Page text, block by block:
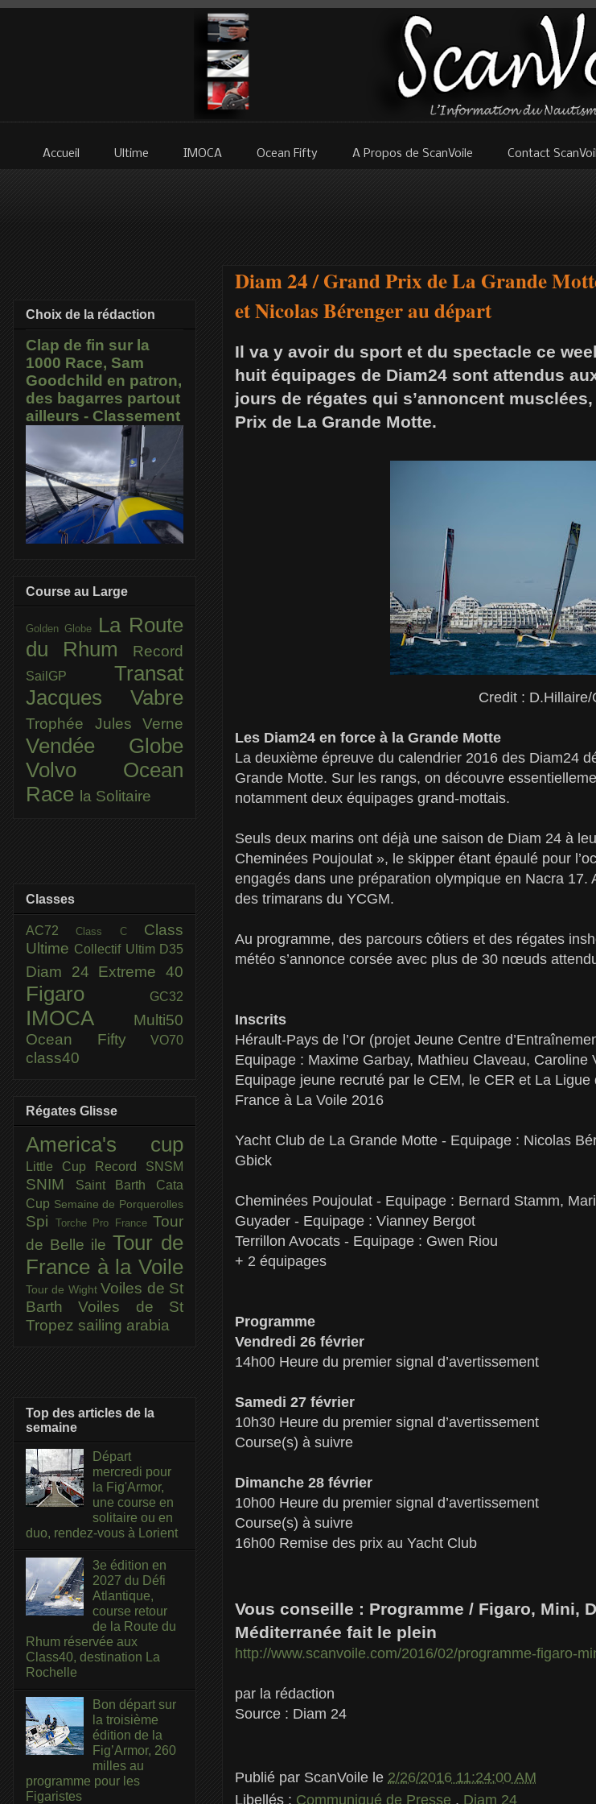
Accueil Ultime IMOCA Ocean Fifty A Propos de ScanVoile Contact
Diam 24 / Grand Prix de La Grande
et Nicolas Bérenger au départ
Il va y avoir du sport et du spectacle ce
huit équipages de Diam24 sont attendus
jours de régates qui s’annoncent
Prix de La Grande Motte.
Credit : D.Hillaire/
Les Diam24 en force à la Grande Motte
La deuxième épreuve du calendrier 2016 des Diam24
Grande Motte. Sur les rangs, on découvre
notamment deux équipages grand-mottais.
Seuls deux marins ont déjà une saison de Diam 24 à
Cheminées Poujoulat », le skipper étant épaulé pour
engagés dans une préparation olympique en Nacra 17.
des trimarans du YCGM.
Au programme, des parcours côtiers et des régates
météo s’annonce corsée avec plus de 30 nœuds
Inscrits
Hérault-Pays de l’Or (projet Jeune Centre
Equipage : Maxime Garbay, Mathieu Claveau, Caroline
Equipage jeune recruté par le CEM, le CER et La
France à La Voile 2016
Yacht Club de La Grande Motte - Equipage : Nicolas
Gbick
Cheminées Poujoulat - Equipage : Bernard Stamm,
Guyader - Equipage : Vianney Bergot
Terrillon Avocats - Equipage : Gwen Riou
+ 2 équipages
Programme
Vendredi 26 février
14h00 Heure du premier signal d’avertissement
Samedi 27 février
10h30 Heure du premier signal d’avertissement
Course(s) à suivre
Dimanche 28 février
10h00 Heure du premier signal d’avertissement
Course(s) à suivre
16h00 Remise des prix au Yacht Club
Vous conseille : Programme / Figaro, Mini,
Méditerranée fait le plein
http://www.scanvoile.com/2016/02/programme-figaro-
par la rédaction
Source : Diam 24
Publié par ScanVoile le 2/26/2016 11:24:00 AM
Libellés : Communiqué de Presse , Diam 24
Choix de la rédaction
Clap de fin sur la
1000 Race, Sam
Goodchild en patron,
des bagarres partout
ailleurs - Classement
Course au Large
Golden Globe
La Route
du Rhum
Record
SailGP Transat
Jacques Vabre
Trophée Jules Verne
Vendée Globe
Volvo Ocean
Race la Solitaire
Classes
AC72Class C Class
Ultime Collectif Ultim D35
Diam 24 Extreme 40
Figaro GC32
IMOCA
Multi50
Ocean Fifty
VO70
class40
Régates Glisse
America's cup
Little Cup Record SNSM
SNIM
Saint Barth Cata
Cup Semaine de Porquerolles
Spi Torche Pro France Tour
de Belle ile Tour de
France à la Voile
Tour de Wight Voiles de St
BarthVoiles de St
Tropez sailing arabia
Top des articles de la
semaine
Départ
mercredi pour
la Fig'Armor,
une course en
solitaire ou en
duo, rendez-vous à Lorient
3e édition en
2027 du Défi
Atlantique,
course retour
de la Route du
Rhum réservée aux
Class40, destination La
Rochelle
Bon départ sur
la troisième
édition de la
Fig’Armor, 260
milles au
programme pour les
Figaristes